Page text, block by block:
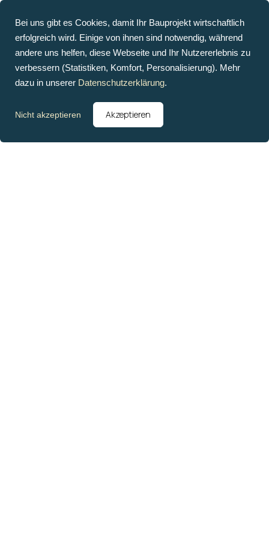
Bei uns gibt es Cookies, damit Ihr Bauprojekt wirtschaftlich
erfolgreich wird. Einige von ihnen sind notwendig, während
andere uns helfen, diese Webseite und Ihr Nutzererlebnis zu
verbessern (Statistiken, Komfort, Personalisierung). Mehr
dazu in unserer Datenschutzerklärung.
Nicht akzeptieren Akzeptieren